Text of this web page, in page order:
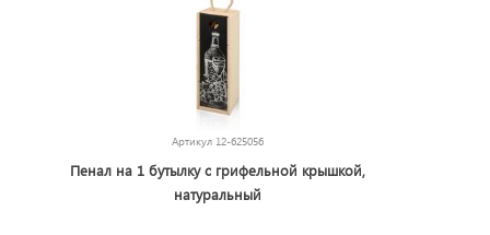
Артикул 12-625056
Пенал на 1 бутылку с грифельной крышкой,
натуральный